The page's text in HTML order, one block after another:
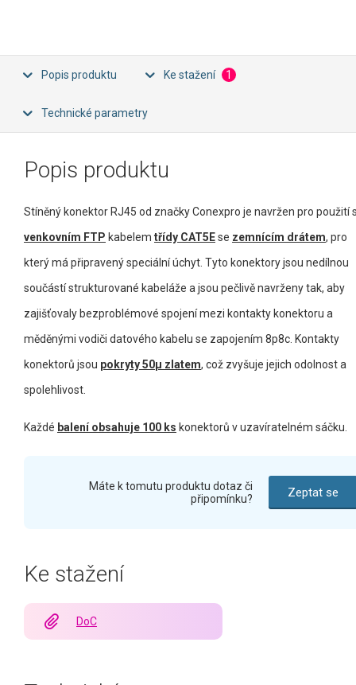
Popis produktu Ke stažení 1
Technické parametry
Popis produktu
Stíněný konektor RJ45 od značky Conexpro je navržen pro použití
venkovním FTP kabelem třídy CAT5Ese zemnícím drátem, pro
který má připravený speciální úchyt. Tyto konektory jsou nedílnou
součástí strukturované kabeláže a jsou pečlivě navrženy tak, aby
zajišťovaly bezproblémové spojení mezi kontakty konektoru a
měděnými vodiči datového kabelu se zapojením 8p8c. Kontakty
konektorů jsou pokryty 50µ zlatem, což zvyšuje jejich odolnost a
spolehlivost.
Každé balení obsahuje 100 ks konektorů v uzavíratelném sáčku.
Máte k tomutu produktu dotaz či
připomínku?
Zeptat se
Ke stažení
DoC